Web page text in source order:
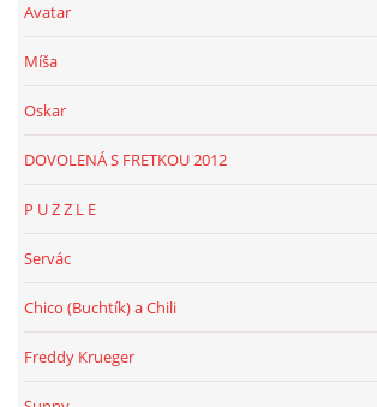
Avatar
Míša
Oskar
DOVOLENÁ S FRETKOU 2012
P U Z Z L E
Servác
Chico (Buchtík) a Chili
Freddy Krueger